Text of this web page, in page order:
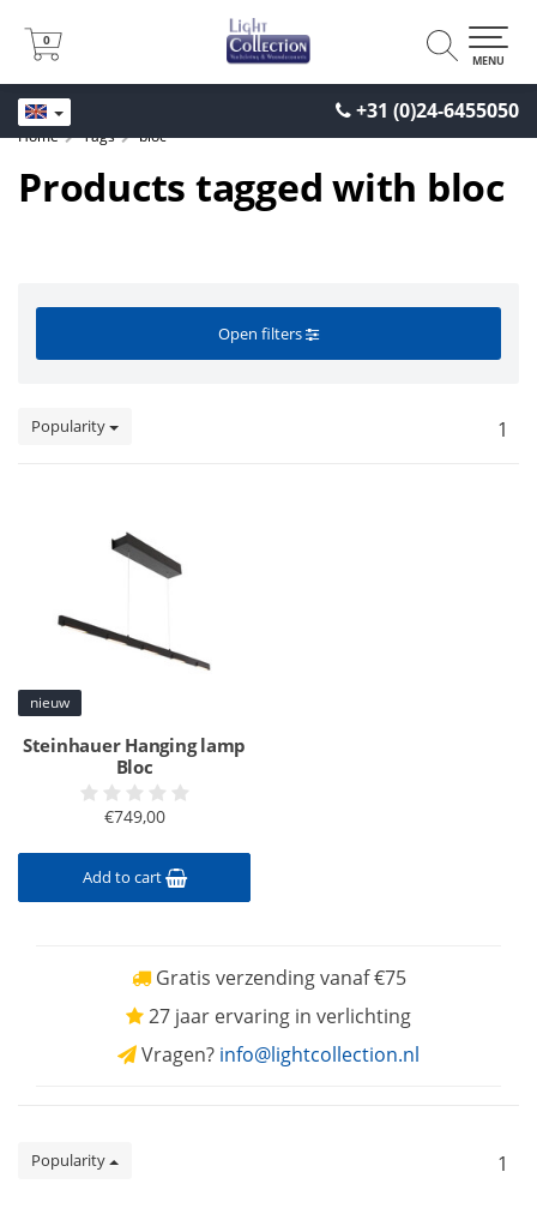
+31 (0)24-6455050
0
0
MENU
Home Tags bloc
Products tagged with bloc
Open filters
Popularity 1
nieuw
Steinhauer Hanging lamp
Bloc
€749,00
Add to cart
Gratis verzending vanaf €75
27 jaar ervaring in verlichting
Vragen? info@lightcollection.nl
Popularity 1